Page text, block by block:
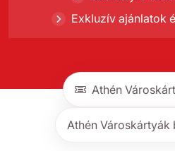
Exkluzív ajánlatok
Athén
Athén Városkártyák